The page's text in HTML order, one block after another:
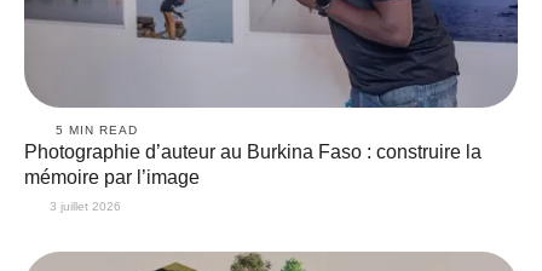
5 MIN READ
Photographie d’auteur au Burkina Faso : construire la
mémoire par l’image
3 juillet 2026